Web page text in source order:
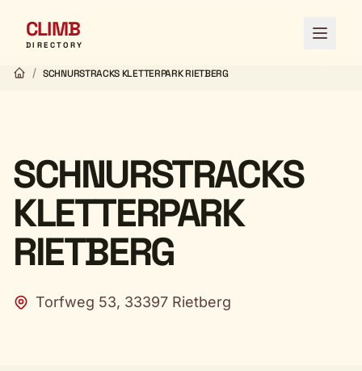
CLIMB
DIRECTORY Open
/ SCHNURSTRACKS KLETTERPARK RIETBERG
SCHNURSTRACKS
KLETTERPARK
RIETBERG
Torfweg 53, 33397 Rietberg